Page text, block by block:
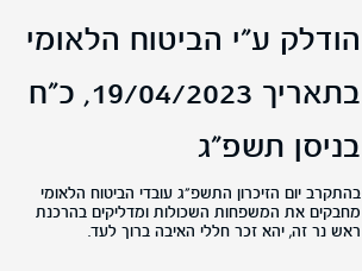
הודלק ע"י הביטוח הלאומי
בתאריך 19/04/2023,
כ"ח
בניסן תשפ"ג
בהתקרב יום הזיכרון התשפ"ג עובדי הביטוח הלאומי
מחבקים את המשפחות השכולות ומדליקים בהרכנת
ראש נר זה, יהא זכר חללי האיבה ברוך לעד.